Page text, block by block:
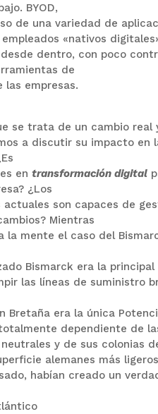
BYOD,
de una variedad de
«nativos
dentro, con poco
de
las empresas.
se trata de un cambio real
a discutir su impacto en
entransformación digital
¿Los
son capaces de
Mientras
la mente el caso del
Bismarck era la
las líneas de suministro
Bretaña era la única
dependiente de
y de sus colonias
alemanes más
habían creado un